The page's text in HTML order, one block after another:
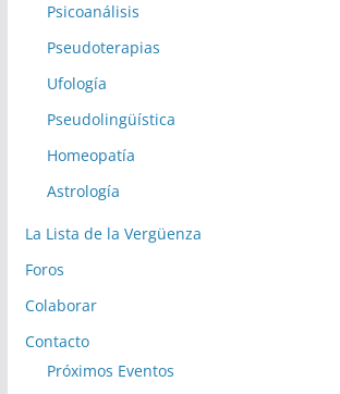
Psicoanálisis
Pseudoterapias
Ufología
Pseudolingüística
Homeopatía
Astrología
La Lista de la Vergüenza
Foros
Colaborar
Contacto
Próximos Eventos